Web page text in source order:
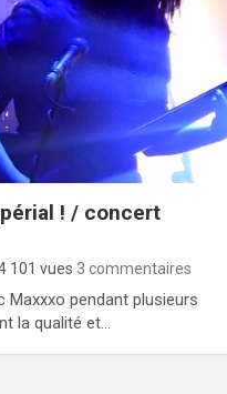
! / concert
101 vues 3 commentaires
Maxxxo pendant plusieurs
la qualité et…